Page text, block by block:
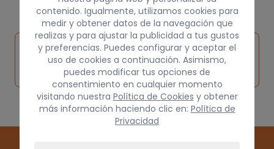
Inspeccionar
vehículo de
Solicitar
pieza
Consultar
por
contenido. Igualmente, utilizamos cookies para
medir y obtener datos de la navegación que
realizas y para ajustar la publicidad a tus gustos
y preferencias. Puedes configurar y aceptar el
uso de cookies a continuación. Asimismo,
puedes modificar tus opciones de
consentimiento en cualquier momento
visitando nuestra Política de Cookies y obtener
más información haciendo clic en: Política de
Privacidad